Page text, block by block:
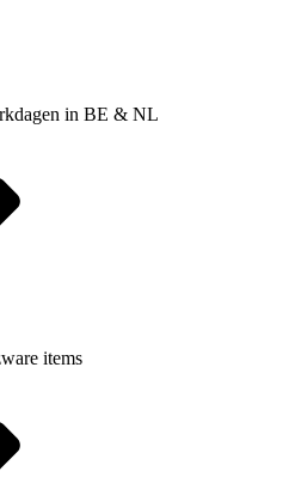
in BE & NL
items